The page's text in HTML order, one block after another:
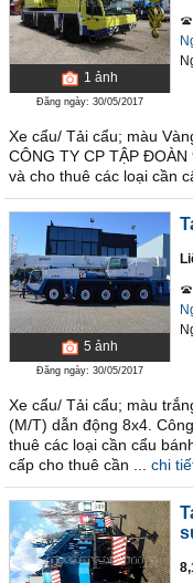
1 ảnh
Đăng ngày: 30/05/2017
Xe cẩu/ Tải cẩu; màu
CÔNG TY CP TẬP
và cho thuê các loại cần
5 ảnh
Đăng ngày: 30/05/2017
Xe cẩu/ Tải cẩu; màu
(M/T) dẫn động 8x4.
thuê các loại cần cẩu
cấp cho thuê cần ...
chi